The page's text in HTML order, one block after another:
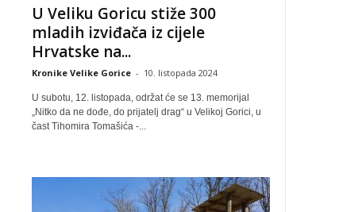
U Veliku Goricu stiže 300
mladih izviđača iz cijele
Hrvatske na...
Kronike Velike Gorice - 10. listopada 2024
U subotu, 12. listopada, održat će se 13. memorijal
„Nitko da ne dođe, do prijatelj drag“ u Velikoj Gorici, u
čast Tihomira Tomašića -...